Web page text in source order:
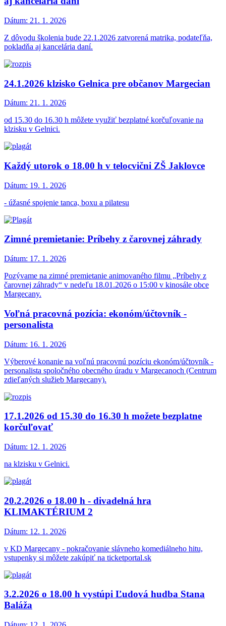
Dátum: 21. 1. 2026
Z dôvodu školenia bude 22.1.2026 zatvorená matrika, podateľňa,
pokladňa aj kancelária daní.
24.1.2026 klzisko Gelnica pre občanov Margecian
Dátum: 21. 1. 2026
od 15.30 do 16.30 h môžete využiť bezplatné korčuľovanie na
klzisku v Gelnici.
Každý utorok o 18.00 h v telocvični ZŠ Jaklovce
Dátum: 19. 1. 2026
- úžasné spojenie tanca, boxu a pilatesu
Zimné premietanie: Príbehy z čarovnej záhrady
Dátum: 17. 1. 2026
Pozývame na zimné premietanie animovaného filmu „Príbehy z
čarovnej záhrady“ v nedeľu 18.01.2026 o 15:00 v kinosále obce
Margecany.
Voľná pracovná pozícia: ekonóm/účtovník -
personalista
Dátum: 16. 1. 2026
Výberové konanie na voľnú pracovnú pozíciu ekonóm/účtovník -
personalista spoločného obecného úradu v Margecanoch (Centrum
zdieľaných služieb Margecany).
17.1.2026 od 15.30 do 16.30 h možete bezplatne
korčuľovať
Dátum: 12. 1. 2026
na klzisku v Gelnici.
20.2.2026 o 18.00 h - divadelná hra
KLIMAKTÉRIUM 2
Dátum: 12. 1. 2026
v KD Margecany - pokračovanie slávneho komediálneho hitu,
vstupenky si môžete zakúpiť na ticketportal.sk
3.2.2026 o 18.00 h vystúpi Ľudová hudba Stana
Baláža